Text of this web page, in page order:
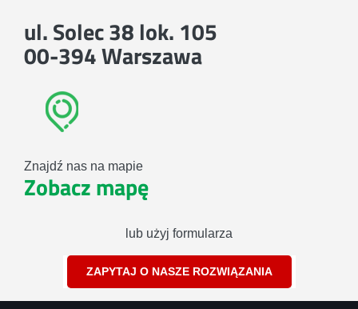
ul. Solec 38 lok. 105
00-394 Warszawa
Znajdź nas na mapie
Zobacz mapę
lub użyj formularza
ZAPYTAJ O NASZE ROZWIĄZANIA